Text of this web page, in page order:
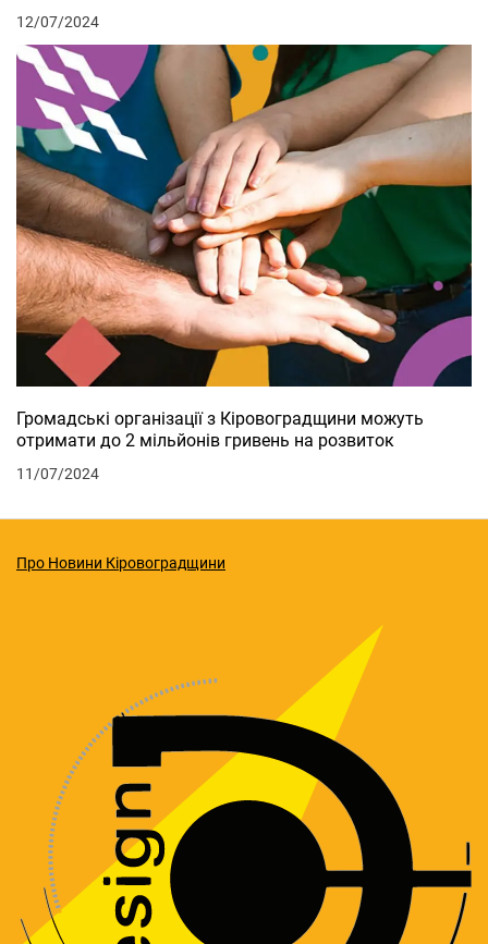
12/07/2024
Громадські організації з Кіровоградщини можуть
отримати до 2 мільйонів гривень на розвиток
11/07/2024
Про Новини Кіровоградщини